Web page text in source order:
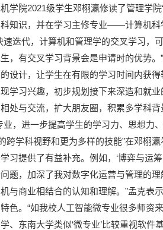
学院2021级学生邓栩瀛修读了管理学院
知识，并在学习主修专业——计算机
迭代，计算机和管理学的交叉学习，
，有交叉学习背景会是申请时的优势
设计，让学生在有限的学习时间内获得
学习兴趣，初步规划接下来深造和就
处与交流，扩大朋友圈，积累多学科
，进一步提高学生的学习力、思想力
跨学科视野和更为多样的技能”在邓栩
提供了有益补充。例如，‘博弈与运筹
，加深了我对数字化运营与管理的理
与商业相结合的认知和理解。”孟克表
色。“如我校人工智能微专业很多师资
、东南大学类似‘微专业’比较重视软件